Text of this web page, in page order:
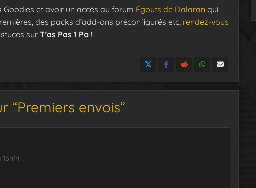
Goodies et avoir un accès au forum Égouts de Dalaran qui
des packs d’add-ons préconfigurés etc, rendez-vous
sur T’as Pas 1 Po !
“Premiers envois”